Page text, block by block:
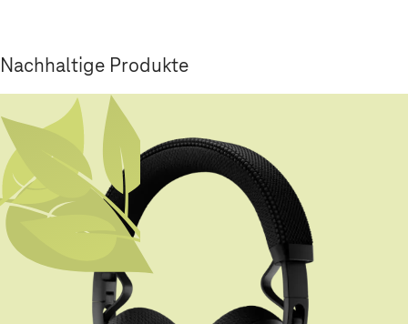
Nachhaltige Produkte